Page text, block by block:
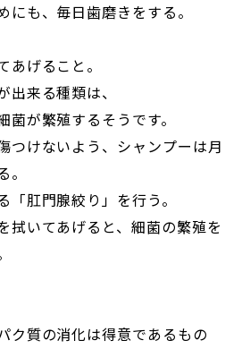
も、毎日歯磨きをする。
げること。
来る種類は、
が繁殖するそうです。
つけないよう、シャンプーは月
肛門腺絞り」を行う。
拭いてあげると、細菌の繁殖を
ク質の消化は得意であるもの